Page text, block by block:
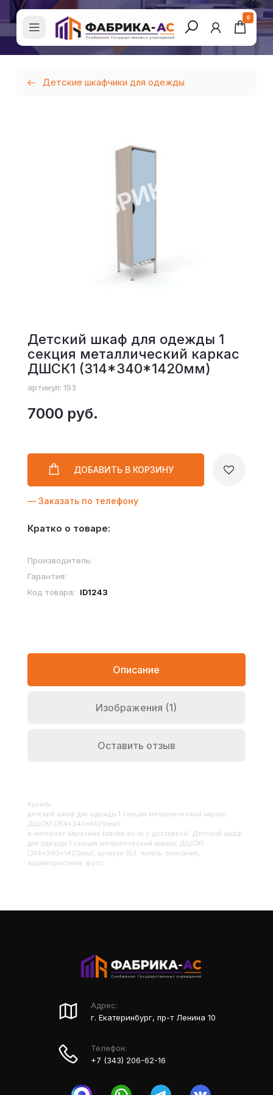
0
Детские шкафчики для одежды
Детский шкаф для одежды 1
секция металлический каркас
ДШСК1 (314*340*1420мм)
артикул: 153
7000 руб.
ДОБАВИТЬ В КОРЗИНУ
— Заказать по телефону
Кратко о товаре:
Производитель:
Гарантия:
Код товара:
ID1243
Описание
Изображения (1)
Оставить отзыв
Купить
Детский шкаф для одежды 1 секция металлический каркас
ДШСК1 (314*340*1420мм)
в интернет-магазине fabrika-ac.ru с доставкой. Детский шкаф
для одежды 1 секция металлический каркас ДШСК1
(314*340*1420мм), артикул 153: читать описание,
характеристики, фото
Адрес:
г. Екатеринбург, пр-т Ленина 10
Телефон:
+7 (343) 206-62-16